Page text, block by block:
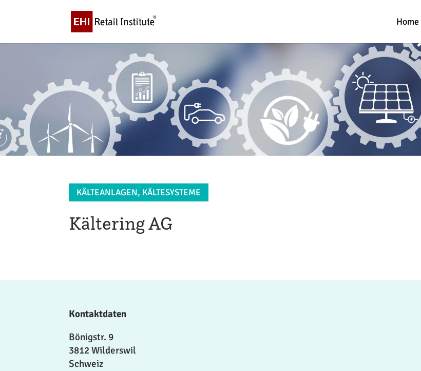
Home
KÄLTEANLAGEN, KÄLTESYSTEME
Kältering AG
Kontaktdaten
Bönigstr. 9
3812 Wilderswil
Schweiz